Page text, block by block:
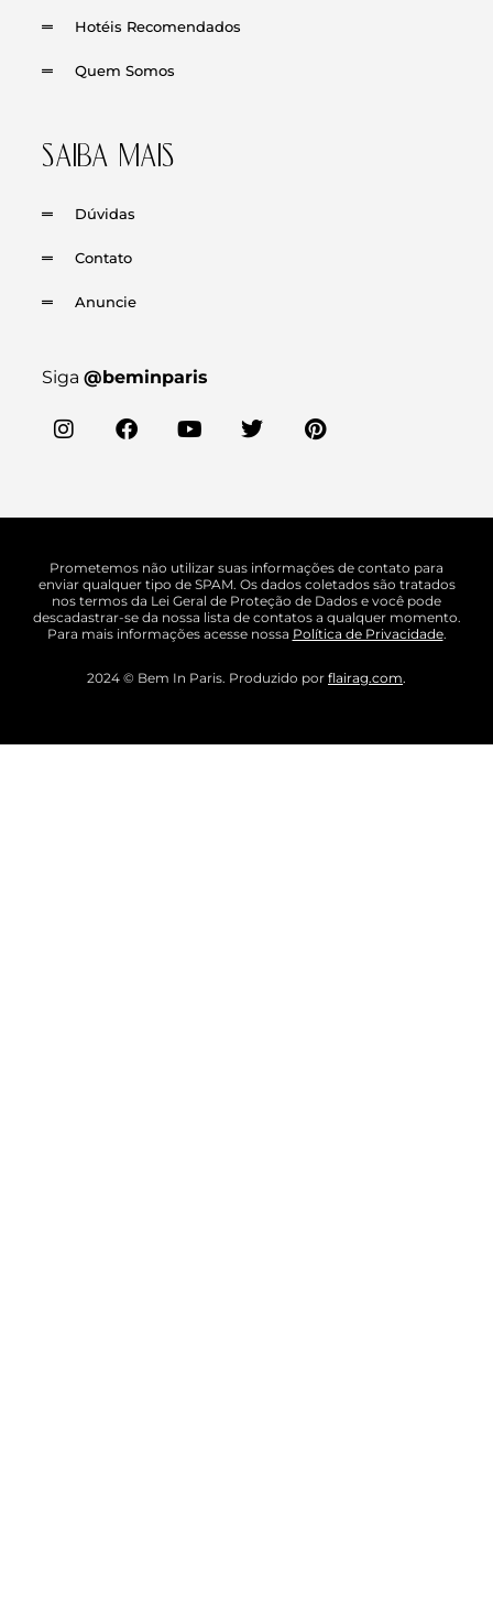
Hotéis Recomendados
Quem Somos
SAIBA MAIS
Dúvidas
Contato
Anuncie
Siga @beminparis
Prometemos não utilizar suas informações de contato para
enviar qualquer tipo de SPAM. Os dados coletados são tratados
nos termos da Lei Geral de Proteção de Dados e você pode
descadastrar-se da nossa lista de contatos a qualquer momento.
Para mais informações acesse nossa Política de Privacidade.
2024 © Bem In Paris. Produzido por flairag.com.